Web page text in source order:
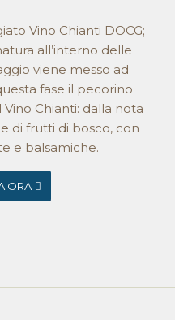
Vino Chianti DOCG;
all’interno delle
viene messo ad
fase il pecorino
Chianti: dalla nota
di frutti di bosco, con
e balsamiche.
ORA